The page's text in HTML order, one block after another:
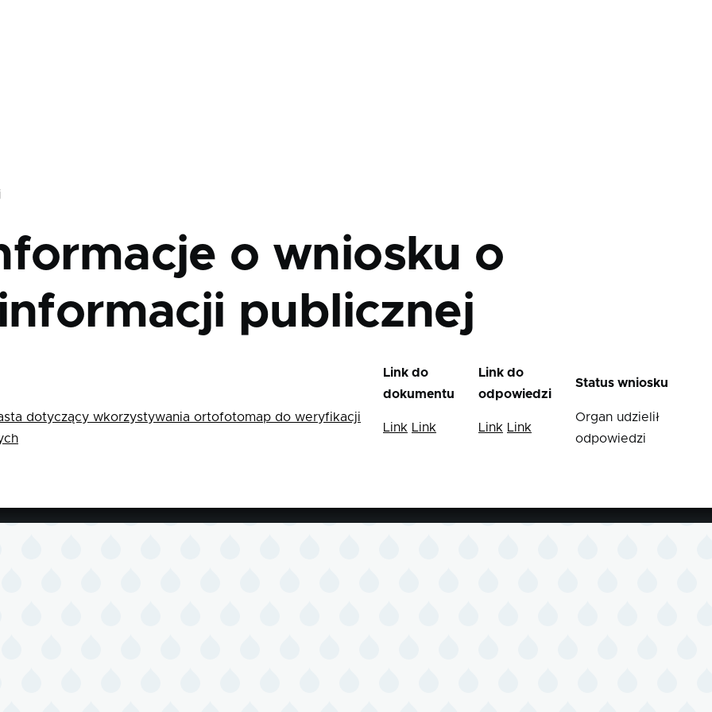
o wniosku o
publicznej
Link do
dokumentu
Link do
odpowiedzi
Status wniosku
dotyczący wkorzystywania ortofotomap do weryfikacji
Link Link Link Link
Organ udzielił
odpowiedzi